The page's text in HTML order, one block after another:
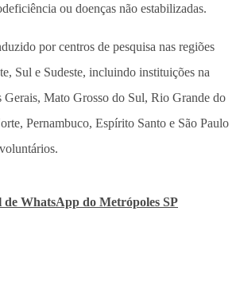
ou doenças não estabilizadas.
por centros de pesquisa nas regiões
Sul e Sudeste, incluindo instituições na
Gerais, Mato Grosso do Sul, Rio Grande do
Pernambuco, Espírito Santo e São Paulo
voluntários.
de WhatsApp do Metrópoles SP